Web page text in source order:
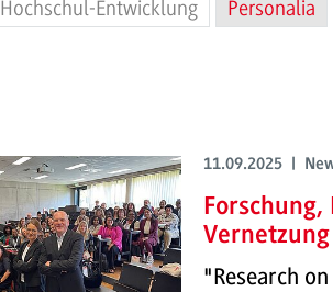
Hochschul-Entwicklung Personalia
11.09.2025 |
Vernetzung
"Research